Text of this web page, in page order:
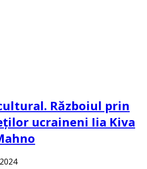
Războiul prin
ucraineni Iia Kiva